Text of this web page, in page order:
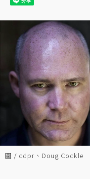
圖 / cdpr、Doug Cockle